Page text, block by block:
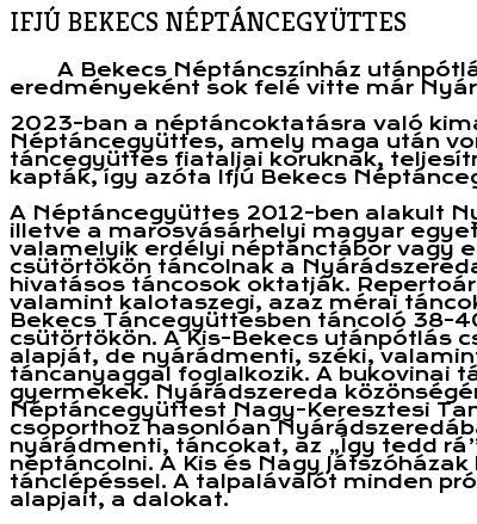
navigation
IFJÚ BEKECS NÉPTÁNCEGYÜTTES
A Bekecs Néptáncszínház
eredményeként sok felé vitte már
2023-ban a néptáncoktatásra való
Néptáncegyüttes, amely maga után
táncegyüttes fiataljai koruknak,
kapták, így azóta Ifjú Bekecs
A Néptáncegyüttes 2012-ben alakult
illetve a marosvásárhelyi magyar
valamelyik erdélyi néptánctábor vagy
csütörtökön táncolnak a
hivatásos táncosok oktatják.
valamint kalotaszegi, azaz mérai
Bekecs Táncegyüttesben táncoló 38-
csütörtökön. A Kis-Bekecs utánpótlás
alapját, de nyárádmenti, széki,
táncanyaggal foglalkozik. A bukovinai
gyermekek. Nyárádszereda
Néptáncegyüttest Nagy-Keresztesi
csoporthoz hasonlóan
nyárádmenti, táncokat, az „Így tedd
néptáncolni. A Kis és Nagy
tánclépéssel. A talpalávalót minden
alapjait, a dalokat.